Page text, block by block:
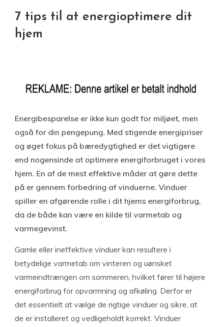
7 tips til at energioptimere dit
hjem
Energibesparelse er ikke kun godt for miljøet, men
også for din pengepung. Med stigende energipriser
og øget fokus på bæredygtighed er det vigtigere
end nogensinde at optimere energiforbruget i vores
hjem. En af de mest effektive måder at gøre dette
på er gennem forbedring af vinduerne. Vinduer
spiller en afgørende rolle i dit hjems energiforbrug,
da de både kan være en kilde til varmetab og
varmegevinst.
Gamle eller ineffektive vinduer kan resultere i
betydelige varmetab om vinteren og uønsket
varmeindtrængen om sommeren, hvilket fører til højere
energiforbrug for opvarmning og afkøling. Derfor er
det essentielt at vælge de rigtige vinduer og sikre, at
de er installeret og vedligeholdt korrekt. Vinduer